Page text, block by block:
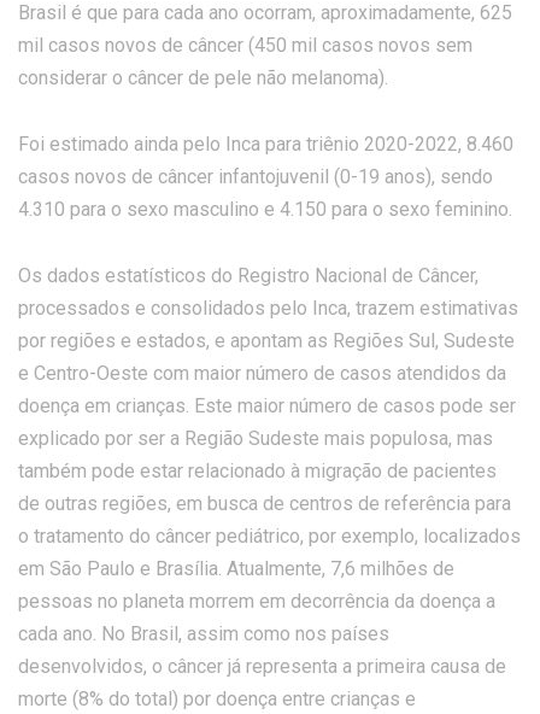
Brasil é que para cada ano ocorram, aproximadamente, 625
mil casos novos de câncer (450 mil casos novos sem
considerar o câncer de pele não melanoma).
Foi estimado ainda pelo Inca para triênio 2020-2022, 8.460
casos novos de câncer infantojuvenil (0-19 anos), sendo
4.310 para o sexo masculino e 4.150 para o sexo feminino.
Os dados estatísticos do Registro Nacional de Câncer,
processados e consolidados pelo Inca, trazem estimativas
por regiões e estados, e apontam as Regiões Sul, Sudeste
e Centro-Oeste com maior número de casos atendidos da
doença em crianças. Este maior número de casos pode ser
explicado por ser a Região Sudeste mais populosa, mas
também pode estar relacionado à migração de pacientes
de outras regiões, em busca de centros de referência para
o tratamento do câncer pediátrico, por exemplo, localizados
em São Paulo e Brasília. Atualmente, 7,6 milhões de
pessoas no planeta morrem em decorrência da doença a
cada ano. No Brasil, assim como nos países
desenvolvidos, o câncer já representa a primeira causa de
morte (8% do total) por doença entre crianças e